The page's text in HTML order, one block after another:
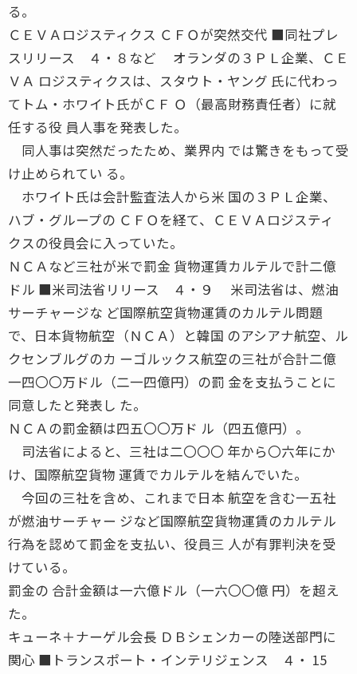
る。
ＣＥＶＡロジスティクス ＣＦＯが突然交代 ■同社プレ
スリリース ４・８など オランダの３ＰＬ企業、ＣＥ
ＶＡ ロジスティクスは、スタウト・ヤング 氏に代わっ
てトム・ホワイト氏がＣＦ Ｏ（最高財務責任者）に就
任する役 員人事を発表した。
同人事は突然だったため、業界内 では驚きをもって受
け止められてい る。
ホワイト氏は会計監査法人から米 国の３ＰＬ企業、
ハブ・グループの ＣＦＯを経て、ＣＥＶＡロジスティ
クスの役員会に入っていた。
ＮＣＡなど三社が米で罰金 貨物運賃カルテルで計二億
ドル ■米司法省リリース ４・９ 米司法省は、燃油
サーチャージな ど国際航空貨物運賃のカルテル問題
で、日本貨物航空（ＮＣＡ）と韓国 のアシアナ航空、ル
クセンブルグのカ ーゴルックス航空の三社が合計二億
一四〇〇万ドル（二一四億円）の罰 金を支払うことに
同意したと発表し た。
ＮＣＡの罰金額は四五〇〇万ド ル（四五億円）。
司法省によると、三社は二〇〇〇 年から〇六年にか
け、国際航空貨物 運賃でカルテルを結んでいた。
今回の三社を含め、これまで日本 航空を含む一五社
が燃油サーチャー ジなど国際航空貨物運賃のカルテル
行為を認めて罰金を支払い、役員三 人が有罪判決を受
けている。
罰金の 合計金額は一六億ドル（一六〇〇億 円）を超え
た。
キューネ＋ナーゲル会長 ＤＢシェンカーの陸送部門に
関心 ■トランスポート・インテリジェンス ４・ 15